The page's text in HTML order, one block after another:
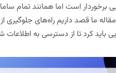
برخوردار است اما همانند تمام
ما قصد داریم راه‌های جلوگیری
باید کرد تا از دسترسی به